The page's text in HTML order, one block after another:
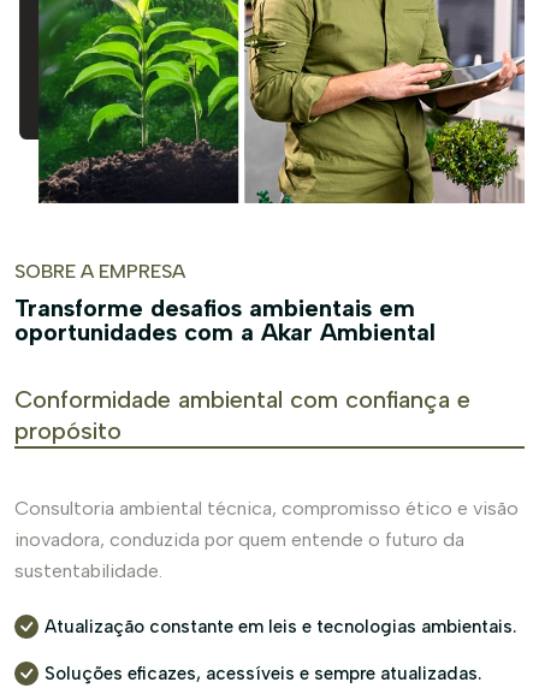
SOBRE A EMPRESA
Transforme desafios ambientais em
oportunidades com a Akar Ambiental
Conformidade ambiental com confiança e
propósito
Consultoria ambiental técnica, compromisso ético e visão
inovadora, conduzida por quem entende o futuro da
sustentabilidade.
Atualização constante em leis e tecnologias ambientais.
Soluções eficazes, acessíveis e sempre atualizadas.